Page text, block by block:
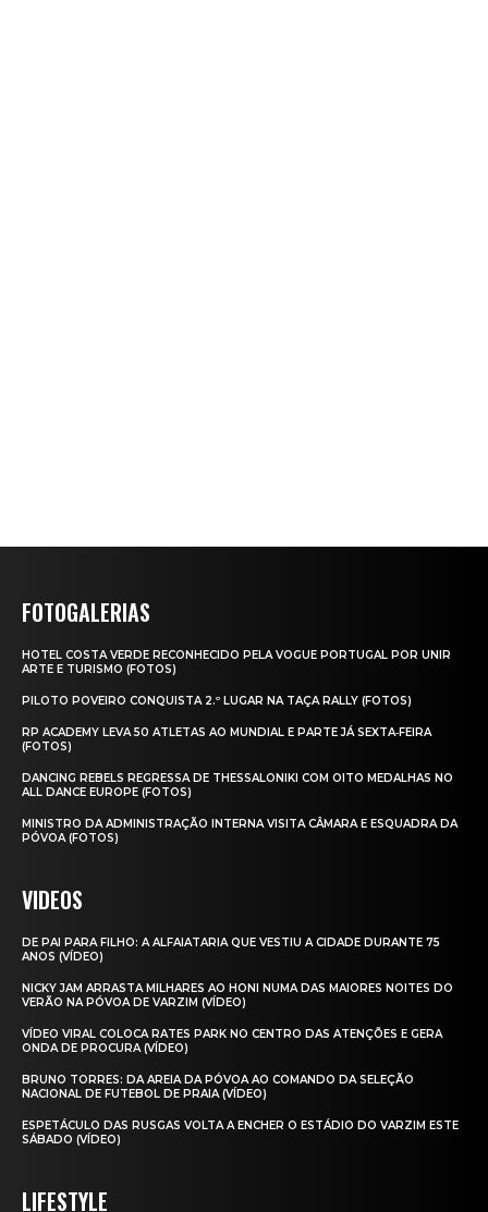
FOTOGALERIAS
HOTEL COSTA VERDE RECONHECIDO PELA VOGUE PORTUGAL POR UNIR
ARTE E TURISMO (FOTOS)
PILOTO POVEIRO CONQUISTA 2.º LUGAR NA TAÇA RALLY (FOTOS)
RP ACADEMY LEVA 50 ATLETAS AO MUNDIAL E PARTE JÁ SEXTA‑FEIRA
(FOTOS)
DANCING REBELS REGRESSA DE THESSALONIKI COM OITO MEDALHAS NO
ALL DANCE EUROPE (FOTOS)
MINISTRO DA ADMINISTRAÇÃO INTERNA VISITA CÂMARA E ESQUADRA DA
PÓVOA (FOTOS)
VIDEOS
DE PAI PARA FILHO: A ALFAIATARIA QUE VESTIU A CIDADE DURANTE 75
ANOS (VÍDEO)
NICKY JAM ARRASTA MILHARES AO HONI NUMA DAS MAIORES NOITES DO
VERÃO NA PÓVOA DE VARZIM (VÍDEO)
VÍDEO VIRAL COLOCA RATES PARK NO CENTRO DAS ATENÇÕES E GERA
ONDA DE PROCURA (VÍDEO)
BRUNO TORRES: DA AREIA DA PÓVOA AO COMANDO DA SELEÇÃO
NACIONAL DE FUTEBOL DE PRAIA (VÍDEO)
ESPETÁCULO DAS RUSGAS VOLTA A ENCHER O ESTÁDIO DO VARZIM ESTE
SÁBADO (VÍDEO)
LIFESTYLE